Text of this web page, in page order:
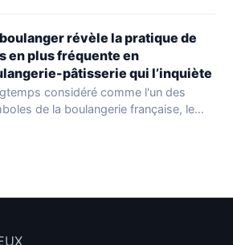
révèle la pratique de
en plus fréquente en
pâtisserie qui l’inquiète
considéré comme l'un des
de la boulangerie française, le